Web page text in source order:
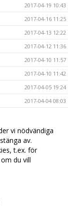
2017-04-19 10:43
2017-04-16 11:25
2017-04-13 12:22
2017-04-12 11:36
2017-04-10 11:57
2017-04-10 11:42
2017-04-05 19:24
2017-04-04 08:03
2017-04-02 14:59
2017-04-01 13:58
vi nödvändiga
av.
t.ex. för
du vill